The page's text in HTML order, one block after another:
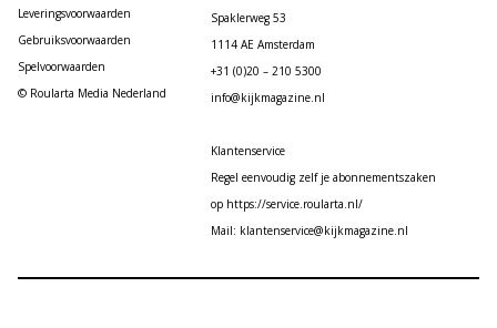
Leveringsvoorwaarden
Gebruiksvoorwaarden
Spelvoorwaarden
© Roularta Media Nederland
Spaklerweg 53
1114 AE Amsterdam
+31 (0)20 – 210 5300
info@kijkmagazine.nl
Klantenservice
Regel eenvoudig zelf je abonnementszaken
op https://service.roularta.nl/
Mail: klantenservice@kijkmagazine.nl